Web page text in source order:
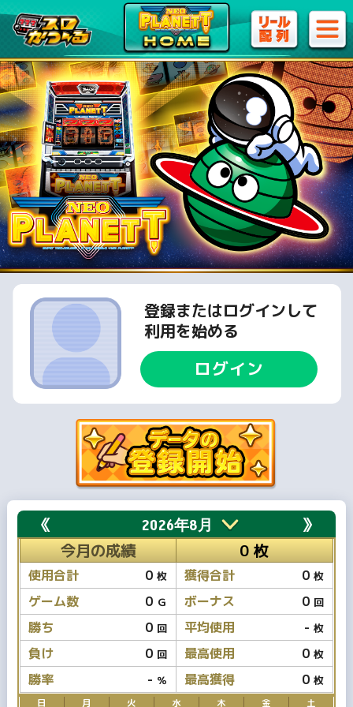
登録またはログインして
利用を始める
ログイン
《 2026年8月
》
今月の成績
0 枚
使用合計 0枚 獲得合計 0枚
ゲーム数 0 Ｇ ボーナス 0 回
勝ち 0 回 平均使用 -枚
負け 0 回 最高使用 0枚
勝率 - ％ 最高獲得 0枚
日 月 火 水 木 金 土